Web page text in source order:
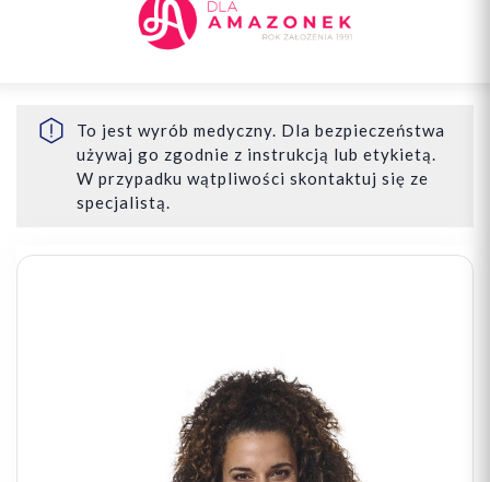
To jest wyrób medyczny. Dla bezpieczeństwa
używaj go zgodnie z instrukcją lub etykietą.
W przypadku wątpliwości skontaktuj się ze
specjalistą.